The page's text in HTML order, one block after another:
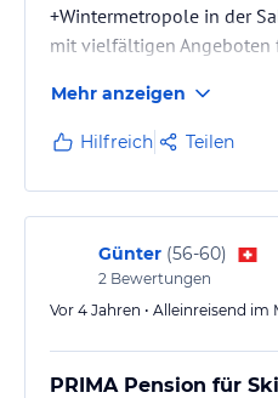
+Wintermetropole in der
mit vielfältigen Angeboten
Mehr anzeigen
Hilfreich Teilen
Günter (56-60)
2 Bewertungen
Vor 4 Jahren • Alleinreisend im
PRIMA Pension für